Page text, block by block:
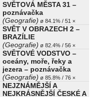
SVĚTOVÁ MĚSTA 31 –
poznávačka
(Geografie) ø 84.1% / 51 ×
SVĚT V OBRAZECH 2 –
BRAZÍLIE
(Geografie) ø 82.4% / 56 ×
SVĚTOVÉ VODSTVO –
oceány, moře, řeky a
jezera – poznávačka
(Geografie) ø 85.8% / 76 ×
NEJZNÁMĚJŠÍ A
NEJKRÁSNĚJŠÍ ČESKÉ A